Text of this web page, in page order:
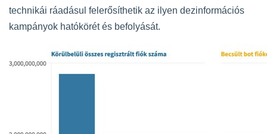
technikái ráadásul felerősíthetik az ilyen dezinformációs
kampányok hatókörét és befolyását.